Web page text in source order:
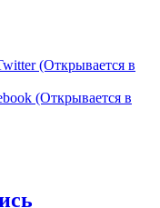
(Открывается в
(Открывается в